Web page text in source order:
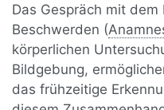
Das Gespräch mit
Beschwerden (
körperlichen
Bildgebung,
das frühzeitige